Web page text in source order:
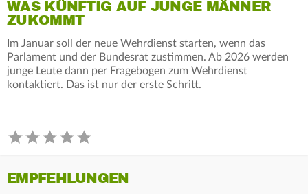
WAS KÜNFTIG AUF JUNGE MÄNNER
ZUKOMMT
Im Januar soll der neue Wehrdienst starten, wenn das
Parlament und der Bundesrat zustimmen. Ab 2026 werden
junge Leute dann per Fragebogen zum Wehrdienst
kontaktiert. Das ist nur der erste Schritt.
EMPFEHLUNGEN